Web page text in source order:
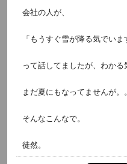
会社の人が、
「もうすぐ雪が降る気でいま
って話してましたが、わかる
まだ夏にもなってませんが。
そんなこんなで。
徒然。